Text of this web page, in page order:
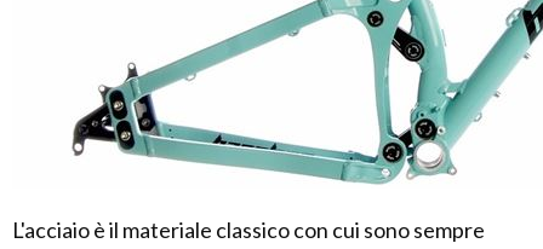
L'acciaio è il materiale classico con cui sono sempre